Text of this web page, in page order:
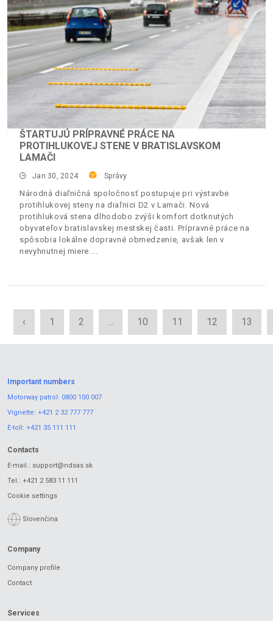
ŠTARTUJÚ PRÍPRAVNÉ PRÁCE NA
PROTIHLUKOVEJ STENE V BRATISLAVSKOM
LAMAČI
Jan 30, 2024 Správy
Národná diaľničná spoločnosť postupuje pri výstavbe
protihlukovej steny na diaľnici D2 v Lamači. Nová
protihluková stena dlhodobo zvýši komfort dotknutých
obyvateľov bratislavskej mestskej časti. Prípravné práce na
spôsobia lokálne dopravné obmedzenie, avšak len v
nevyhnutnej miere.
‹ 1 2 ... 10 11 12 13
Important numbers
Motorway patrol: 0800 100 007
Vignette: +421 2 32 777 777
E-toll: +421 35 111 111
Contacts
E-mail.: support@ndsas.sk
Tel.: +421 2 583 11 111
Cookie settings
Slovenčina
Company
Company profile
Contact
Services